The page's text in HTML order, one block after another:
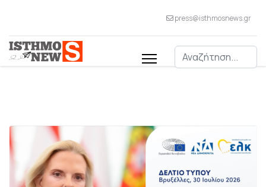
press@isthmosnews.gr
Αναζήτηση